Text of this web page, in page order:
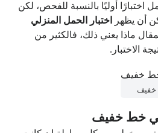
اختبارًا أوليًا بالنسبة للفحص، لكن
أن يظهر
اختبار الحمل المنزلي
ماذا يعني ذلك، فالكثير من
الاختبار.
خفيف
خط خفيف